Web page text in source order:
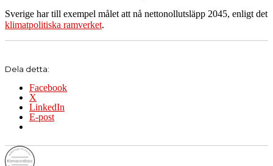
Sverige har till exempel målet att nå nettonollutsläpp 2045, enligt det
klimatpolitiska ramverket.
Dela detta:
Facebook
X
LinkedIn
E-post